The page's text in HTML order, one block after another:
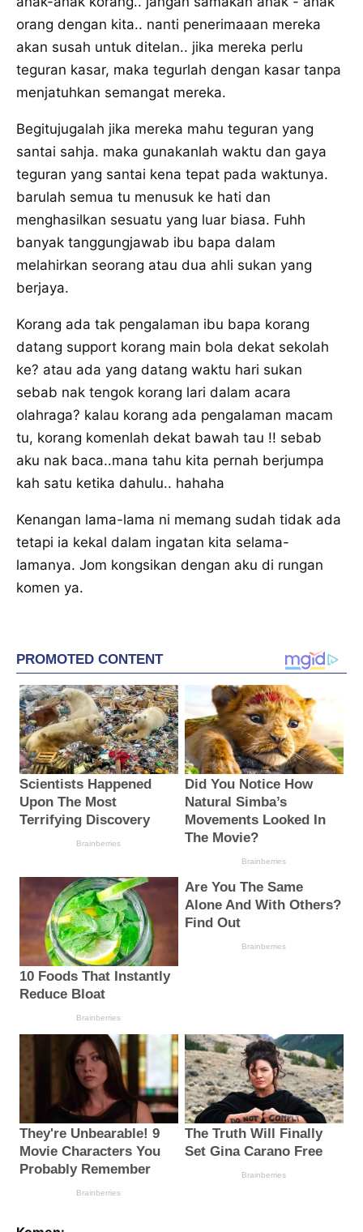
orang dengan kita.. nanti penerimaaan mereka
akan susah untuk ditelan.. jika mereka perlu
teguran kasar, maka tegurlah dengan kasar tanpa
menjatuhkan semangat mereka.
Begitujugalah jika mereka mahu teguran yang
santai sahja. maka gunakanlah waktu dan gaya
teguran yang santai kena tepat pada waktunya.
barulah semua tu menusuk ke hati dan
menghasilkan sesuatu yang luar biasa. Fuhh
banyak tanggungjawab ibu bapa dalam
melahirkan seorang atau dua ahli sukan yang
berjaya.
Korang ada tak pengalaman ibu bapa korang
datang support korang main bola dekat sekolah
ke? atau ada yang datang waktu hari sukan
sebab nak tengok korang lari dalam acara
olahraga? kalau korang ada pengalaman macam
tu, korang komenlah dekat bawah tau !! sebab
aku nak baca..mana tahu kita pernah berjumpa
kah satu ketika dahulu.. hahaha
Kenangan lama-lama ni memang sudah tidak ada
tetapi ia kekal dalam ingatan kita selama-
lamanya. Jom kongsikan dengan aku di rungan
komen ya.